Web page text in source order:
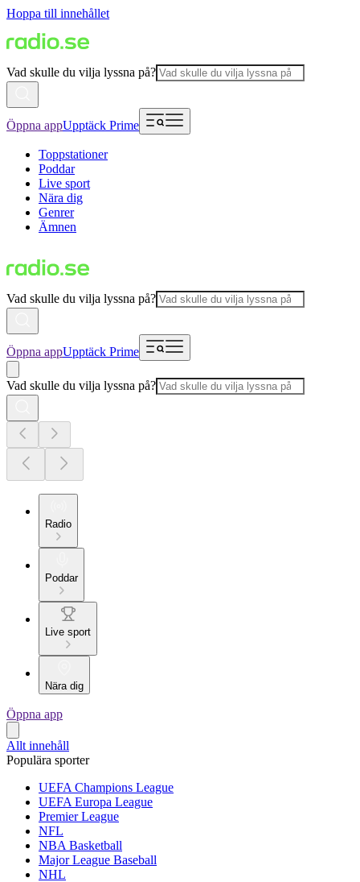
Hoppa till innehållet
Vad skulle du vilja lyssna på?
Öppna appUpptäck Prime
Toppstationer
Poddar
Live sport
Nära dig
Genrer
Ämnen
Vad skulle du vilja lyssna på?
Öppna appUpptäck Prime
Vad skulle du vilja lyssna på?
Radio
Poddar
Live sport
Nära dig
Öppna app
Allt innehåll
Populära sporter
UEFA Champions League
UEFA Europa League
Premier League
NFL
NBA Basketball
Major League Baseball
NHL